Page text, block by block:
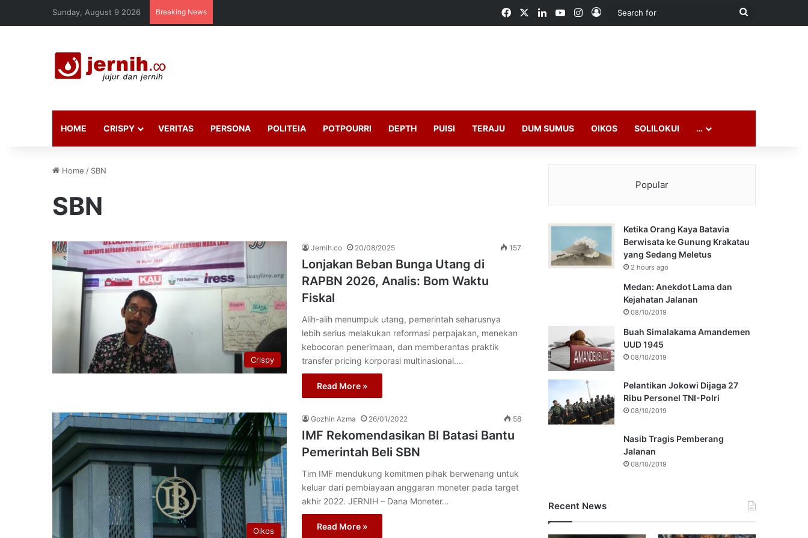
Sunday, August 9 2026 Breaking News FacebookLinkedInYouTubeInstagram
Log In
Search
HOME CRISPY VERITAS PERSONA POLITEIA POTPOURRI DEPTH PUISI TERAJU DUM SUMUS OIKOS SOLILOKUI …
Home / SBN
SBN
Crispy
Jernih.co 20/08/2025 157
Lonjakan Beban Bunga Utang di
RAPBN 2026, Analis: Bom Waktu
Fiskal
Alih-alih menumpuk utang, pemerintah seharusnya
lebih serius melakukan reformasi perpajakan, menekan
kebocoran penerimaan, dan memberantas praktik
transfer pricing korporasi multinasional.…
Read More »
Oikos
Gozhin Azma 26/01/2022 58
IMF Rekomendasikan BI Batasi Bantu
Pemerintah Beli SBN
Tim IMF mendukung komitmen pihak berwenang untuk
keluar dari pembiayaan anggaran moneter pada target
akhir 2022. JERNIH – Dana Moneter…
Read More »
Popular
Ketika Orang Kaya Batavia
Berwisata ke Gunung Krakatau
yang Sedang Meletus
2 hours ago
Medan: Anekdot Lama dan
Kejahatan Jalanan
08/10/2019
Buah Simalakama Amandemen
UUD 1945
08/10/2019
Pelantikan Jokowi Dijaga 27
Ribu Personel TNI-Polri
08/10/2019
Nasib Tragis Pemberang
Jalanan
08/10/2019
Recent News